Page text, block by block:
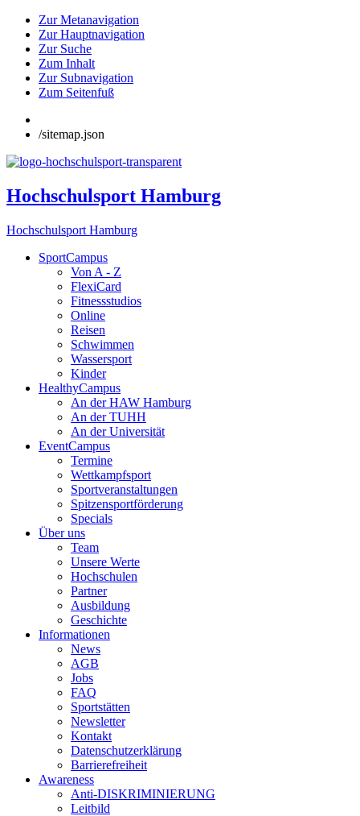
Zur Metanavigation
Zur Hauptnavigation
Zur Suche
Zum Inhalt
Zur Subnavigation
Zum Seitenfuß
/sitemap.json
Hochschulsport Hamburg
Hochschulsport Hamburg
SportCampus
Von A - Z
FlexiCard
Fitnessstudios
Online
Reisen
Schwimmen
Wassersport
Kinder
HealthyCampus
An der HAW Hamburg
An der TUHH
An der Universität
EventCampus
Termine
Wettkampfsport
Sportveranstaltungen
Spitzensportförderung
Specials
Über uns
Team
Unsere Werte
Hochschulen
Partner
Ausbildung
Geschichte
Informationen
News
AGB
Jobs
FAQ
Sportstätten
Newsletter
Kontakt
Datenschutzerklärung
Barrierefreiheit
Awareness
Anti-DISKRIMINIERUNG
Leitbild